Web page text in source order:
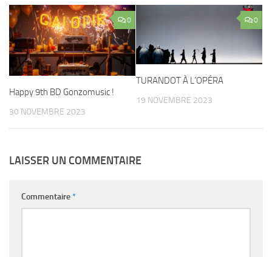
0
Happy 9th BD Gonzomusic !
30 NOVEMBRE 2023
0
TURANDOT À L’OPÉRA
19 NOVEMBRE 2023
LAISSER UN COMMENTAIRE
Commentaire*